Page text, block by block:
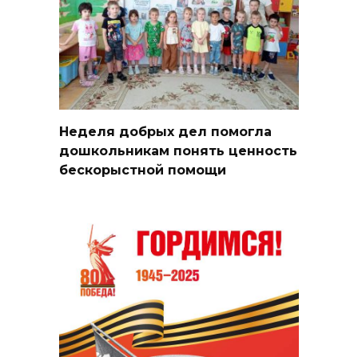
Неделя добрых дел помогла
дошкольникам понять ценность
бескорыстной помощи